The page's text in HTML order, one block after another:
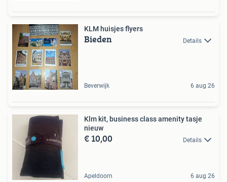
KLM huisjes flyers
Bieden Details
Beverwijk 6 aug 26
Klm kit, business class amenity tasje
nieuw
€ 10,00 Details
Apeldoorn 6 aug 26